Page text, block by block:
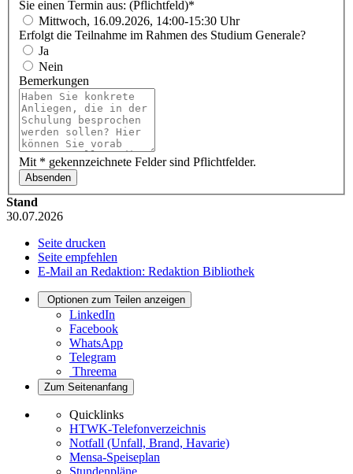
Sie einen Termin aus: (Pflichtfeld)*
Mittwoch, 16.09.2026, 14:00-15:30 Uhr
Erfolgt die Teilnahme im Rahmen des Studium Generale?
Ja
Nein
Bemerkungen
Mit * gekennzeichnete Felder sind Pflichtfelder.
Stand
30.07.2026
Seite drucken
Seite empfehlen
E-Mail an Redaktion: Redaktion Bibliothek
Optionen zum Teilen anzeigen
LinkedIn
Facebook
WhatsApp
Telegram
Threema
Zum Seitenanfang
Quicklinks
HTWK-Telefonverzeichnis
Notfall (Unfall, Brand, Havarie)
Mensa-Speiseplan